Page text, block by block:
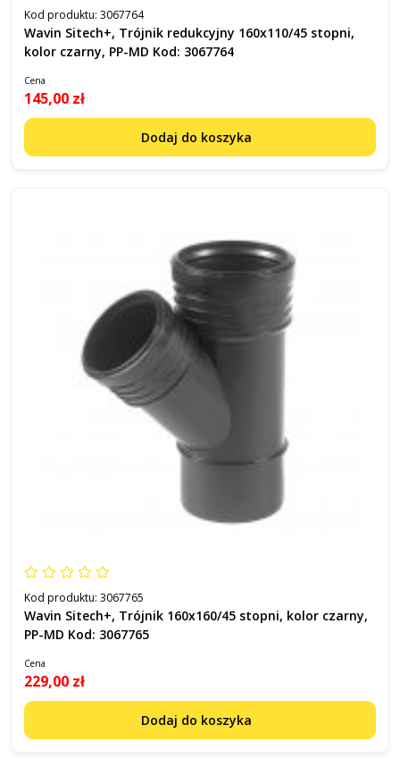
Kod produktu: 3067764
Wavin Sitech+, Trójnik redukcyjny 160x110/45 stopni,
kolor czarny, PP-MD Kod: 3067764
Cena
145,00 zł
Dodaj do koszyka
Kod produktu: 3067765
Wavin Sitech+, Trójnik 160x160/45 stopni, kolor czarny,
PP-MD Kod: 3067765
Cena
229,00 zł
Dodaj do koszyka